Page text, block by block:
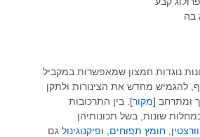
בה
נוגדות חמצון שמאפשרות במקביל
להגמיש מחדש את הצינורות ולתקן
ומתרחב [מקור]. בין התרכובות
שונות, בשל תכונותיהן
חומץ תפוחים , ופיקנוגינול גם